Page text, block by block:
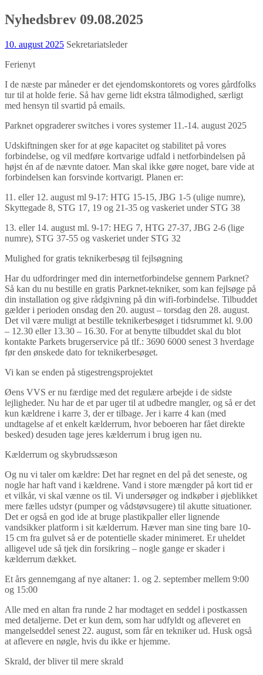
Nyhedsbrev 09.08.2025
10. august 2025 Sekretariatsleder
Ferienyt
I de næste par måneder er det ejendomskontorets og vores gårdfolks
tur til at holde ferie. Så hav gerne lidt ekstra tålmodighed, særligt
med hensyn til svartid på emails.
Parknet opgraderer switches i vores systemer 11.-14. august 2025
Udskiftningen sker for at øge kapacitet og stabilitet på vores
forbindelse, og vil medføre kortvarige udfald i netforbindelsen på
højst én af de nævnte datoer. Man skal ikke gøre noget, bare vide at
forbindelsen kan forsvinde kortvarigt. Planen er:
11. eller 12. august ml 9-17: HTG 15-15, JBG 1-5 (ulige numre),
Skyttegade 8, STG 17, 19 og 21-35 og vaskeriet under STG 38
13. eller 14. august ml. 9-17: HEG 7, HTG 27-37, JBG 2-6 (lige
numre), STG 37-55 og vaskeriet under STG 32
Mulighed for gratis teknikerbesøg til fejlsøgning
Har du udfordringer med din internetforbindelse gennem Parknet?
Så kan du nu bestille en gratis Parknet-tekniker, som kan fejlsøge på
din installation og give rådgivning på din wifi-forbindelse. Tilbuddet
gælder i perioden onsdag den 20. august – torsdag den 28. august.
Det vil være muligt at bestille teknikerbesøget i tidsrummet kl. 9.00
– 12.30 eller 13.30 – 16.30. For at benytte tilbuddet skal du blot
kontakte Parkets brugerservice på tlf.: 3690 6000 senest 3 hverdage
før den ønskede dato for teknikerbesøget.
Vi kan se enden på stigestrengsprojektet
Øens VVS er nu færdige med det regulære arbejde i de sidste
lejligheder. Nu har de et par uger til at udbedre mangler, og så er det
kun kældrene i karre 3, der er tilbage. Jer i karre 4 kan (med
undtagelse af et enkelt kælderrum, hvor beboeren har fået direkte
besked) desuden tage jeres kælderrum i brug igen nu.
Kælderrum og skybrudssæson
Og nu vi taler om kældre: Det har regnet en del på det seneste, og
nogle har haft vand i kældrene. Vand i store mængder på kort tid er
et vilkår, vi skal vænne os til. Vi undersøger og indkøber i øjeblikket
mere fælles udstyr (pumper og vådstøvsugere) til akutte situationer.
Det er også en god ide at bruge plastikpaller eller lignende
vandsikker platform i sit kælderrum. Hæver man sine ting bare 10-
15 cm fra gulvet så er de potentielle skader minimeret. Er uheldet
alligevel ude så tjek din forsikring – nogle gange er skader i
kælderrum dækket.
Et års gennemgang af nye altaner: 1. og 2. september mellem 9:00
og 15:00
Alle med en altan fra runde 2 har modtaget en seddel i postkassen
med detaljerne. Det er kun dem, som har udfyldt og afleveret en
mangelseddel senest 22. august, som får en tekniker ud. Husk også
at aflevere en nøgle, hvis du ikke er hjemme.
Skrald, der bliver til mere skrald